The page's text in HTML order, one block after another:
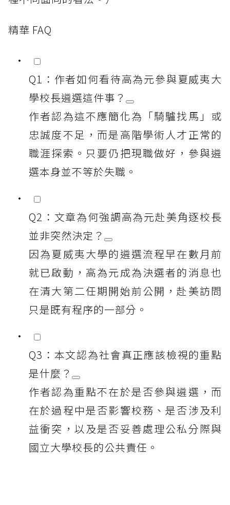
精華 FAQ
Q1：作者如何看待高為元參與夏威夷大
學校長遴選這件事？
作者認為這不應簡化為「騎驢找馬」或
忠誠度不足，而是高階學術人才正常的
職涯探索。只要仍把現職做好，參與遴
選本身並不等於失職。
Q2：文章為何強調高為元赴美角逐校長
並非突然決定？
因為夏威夷大學的遴選流程早在數月前
就已啟動，高為元成為決選者的消息也
在清大第二任期開始前公開，赴美訪問
只是既有程序的一部分。
Q3：本文認為社會真正應該檢視的重點
是什麼？
作者認為重點不在於是否參與遴選，而
在於過程中是否影響校務、是否涉及利
益衝突，以及是否妥善處理公私分際與
國立大學校長的公共責任。